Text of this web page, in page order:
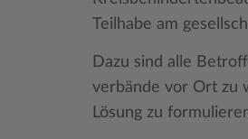
Teilhabe am
Dazu sind alle
verbände vor Ort zu
Lösung zu